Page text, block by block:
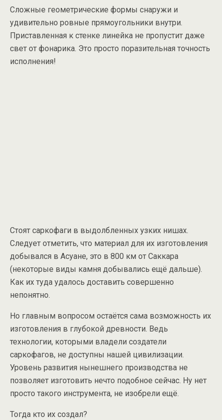
Сложные геометрические формы снаружи и
удивительно ровные прямоугольники внутри.
Приставленная к стенке линейка не пропустит даже
свет от фонарика. Это просто поразительная точность
исполнения!
Стоят саркофаги в выдолбленных узких нишах.
Следует отметить, что материал для их изготовления
добывался в Асуане, это в 800 км от Саккара
(некоторые виды камня добывались ещё дальше).
Как их туда удалось доставить совершенно
непонятно.
Но главным вопросом остаётся сама возможность их
изготовления в глубокой древности. Ведь
технологии, которыми владели создатели
саркофагов, не доступны нашей цивилизации.
Уровень развития нынешнего производства не
позволяет изготовить нечто подобное сейчас. Ну нет
просто такого инструмента, не изобрели ещё.
Тогда кто их создал?